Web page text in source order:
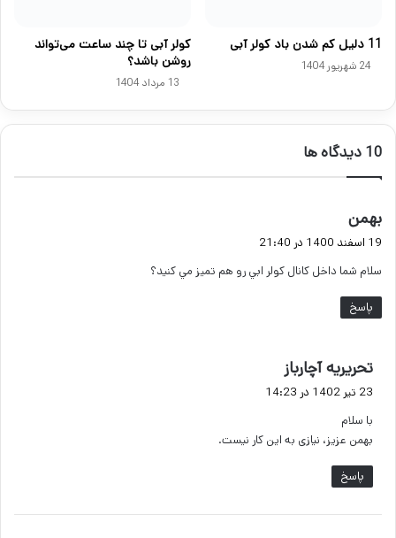
11 دلیل کم شدن باد کولر آبی
24 شهریور 1404
کولر آبی تا چند ساعت می‌تواند
روشن باشد؟
13 مرداد 1404
‫10 دیدگاه ها
بهمن
:
19 اسفند 1400 در 21:40
سلام شما داخل كانال كولر ابي رو هم تميز مي كنيد؟
پاسخ
تحریریه آچارباز
23 تیر 1402 در 14:23
با سلام
بهمن عزیز، نیازی به این کار نیست.
پاسخ